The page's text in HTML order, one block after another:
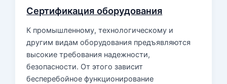
Сертификация оборудования
К промышленному, технологическому и
другим видам оборудования предъявляются
высокие требования надежности,
безопасности. От этого зависит
бесперебойное функционирование